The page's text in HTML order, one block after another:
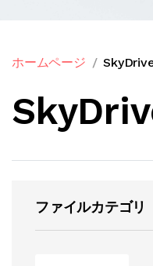
ホームページ
ファイルカテゴリ